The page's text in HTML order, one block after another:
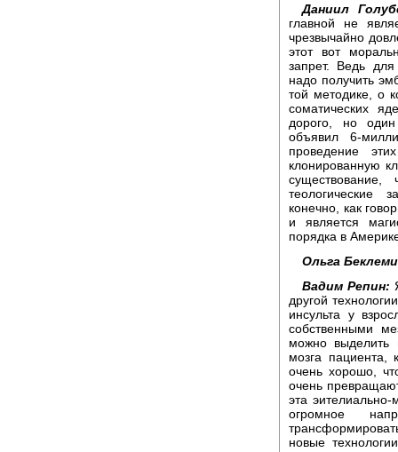
Даниил
главной не
чрезвычайно
этот вот
запрет. Ведь
надо получить
той методике, о
соматических
дорого, но один
объявил 6-
проведение
клонированную
теологические
конечно, как
и является
порядка в
Ольга
Вадим Репин:
другой
инсульта у
собственными
можно выделить
мозга пациента,
очень хорошо,
очень
эта
огромное
новые